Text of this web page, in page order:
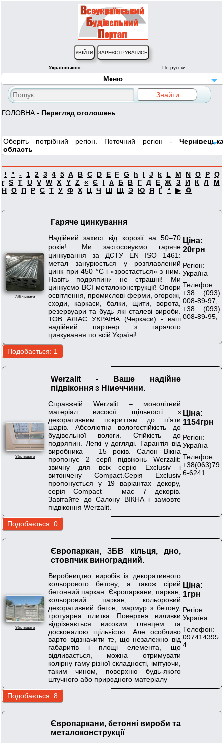
Українською По-русски
Меню
ГОЛОВНА - Перегляд оголошень
Оберіть потрібний регіон. Поточний регіон - Чернівецька
область
! " - 1 2 3 4 5 A B C D E F G h I J k L M N O P Q
r S T U V W X Y Z « Є І А Б В Г Д Е Ж З И К Л
М
Н О П Р С Т У Ф Х Ц Ч Ш Щ Э Ю Я Ґ “ ▶ ♻
Збільшити
Гаряче цинкування
Надійний захист від корозії на 50–70
років! Ми застосовуємо гаряче
цинкування за ДСТУ EN ISO 1461:
метал занурюється у розплавлений
цинк при 450 °C і «зростається» з ним.
Навіть подряпини не страшні! Ми
цинкуємо ВСІ металоконструкції! Опори
освітлення, промислові ферми, огорожі,
сходи, каркаси, балки, щити, ворота,
резервуари та будь які сталеві вироби.
ТОВ АЛІАС УКРАЇНА (Черкаси) - ваш
надійний партнер з гарячого
цинкування по всій Україні!
Ціна:
20грн
Регіон:
Україна
Телефон:
+38 (093)
008-89-97;
+38 (093)
008-89-95;
Збільшити
Werzalit - Ваше надійне
підвіконня з Німеччини.
Справжній Werzalit – монолітний
матеріал високої щільності з
декоративним покриттям до п’яти
шарів. Абсолютна вологостійкість до
будівельної вологи. Стійкість до
подряпин. Легкі у догляді. Гарантія від
виробника – 15 років. Салон Вікна
пропонує 2 серії підвіконь Werzalit:
звичну для всіх серію Exclusiv і
витончену Compact.Серія Exclusiv
пропонується у 19 варіантах декору,
серія Compact – має 7 декорів.
Завітайте до Салону ВІКНА і замовте
підвіконня Werzalit.
Ціна:
1154грн
Регіон:
Україна
Телефон:
+38(063)79
6-6241
Збільшити
Європаркан, ЗБВ кільця, дно,
стовпчик виноградний.
Виробництво виробів із декоративного
кольорового бетону, а також сірий
бетонний паркан. Європаркани, паркан,
кольоровий паркан, кольоровий
декоративний бетон, мармур з бетону,
тротуарна плитка. Поверхня виливки
відрізняється високим глянцем та
досконалою щільністю. Але особливо
варто відзначити те, що незалежно від
габаритів і площі елемента, що
відливається, можна отримувати
колірну гаму різної складності, імітуючи,
таким чином, поверхню будь-якого
штучного або природного матеріалу
Ціна:
1грн
Регіон:
Україна
Телефон:
097414395
4
Європаркани, бетонні вироби та
металоконструкції